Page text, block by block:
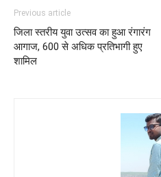
Previous article
जिला स्तरीय युवा उत्सव का हुआ रंगारंग
आगाज, 600 से अधिक प्रतिभागी हुए
शामिल